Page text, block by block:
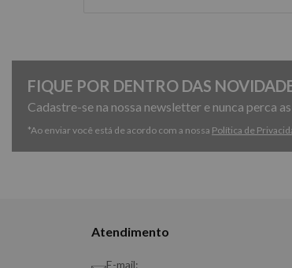
FIQUE POR DENTRO DAS
Cadastre-se na nossa newsletter e nunca perca
*Ao enviar você está de acordo com a nossa Política de
Atendimento
E-mail: